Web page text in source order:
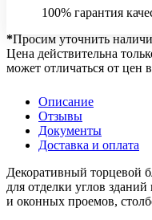
100% гарантия
*Просим уточнить
Цена действительна
может отличаться от цен
Описание
Отзывы
Документы
Доставка и оплата
Декоративный торцевой
для отделки углов
и оконных проемов,